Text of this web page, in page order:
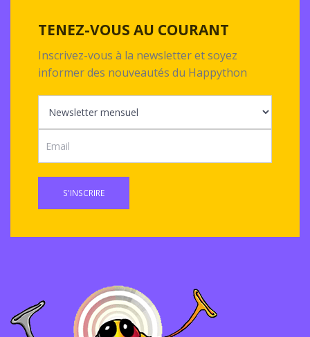
TENEZ-VOUS AU COURANT
Inscrivez-vous à la newsletter et soyez
informer des nouveautés du Happython
S'INSCRIRE